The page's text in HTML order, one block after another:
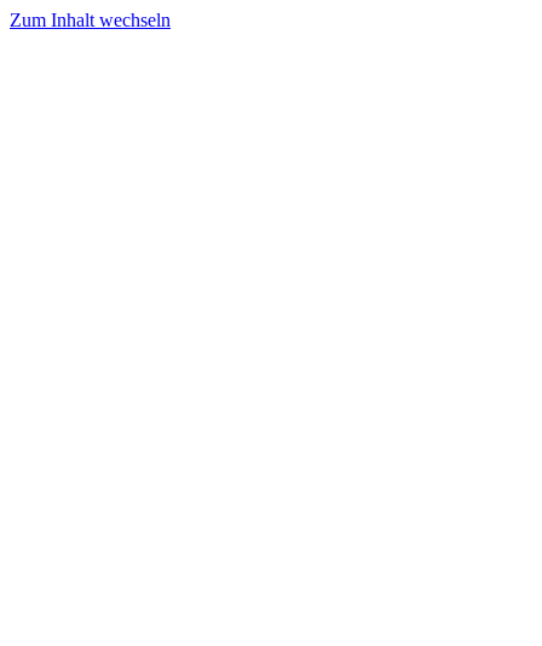
Zum Inhalt wechseln